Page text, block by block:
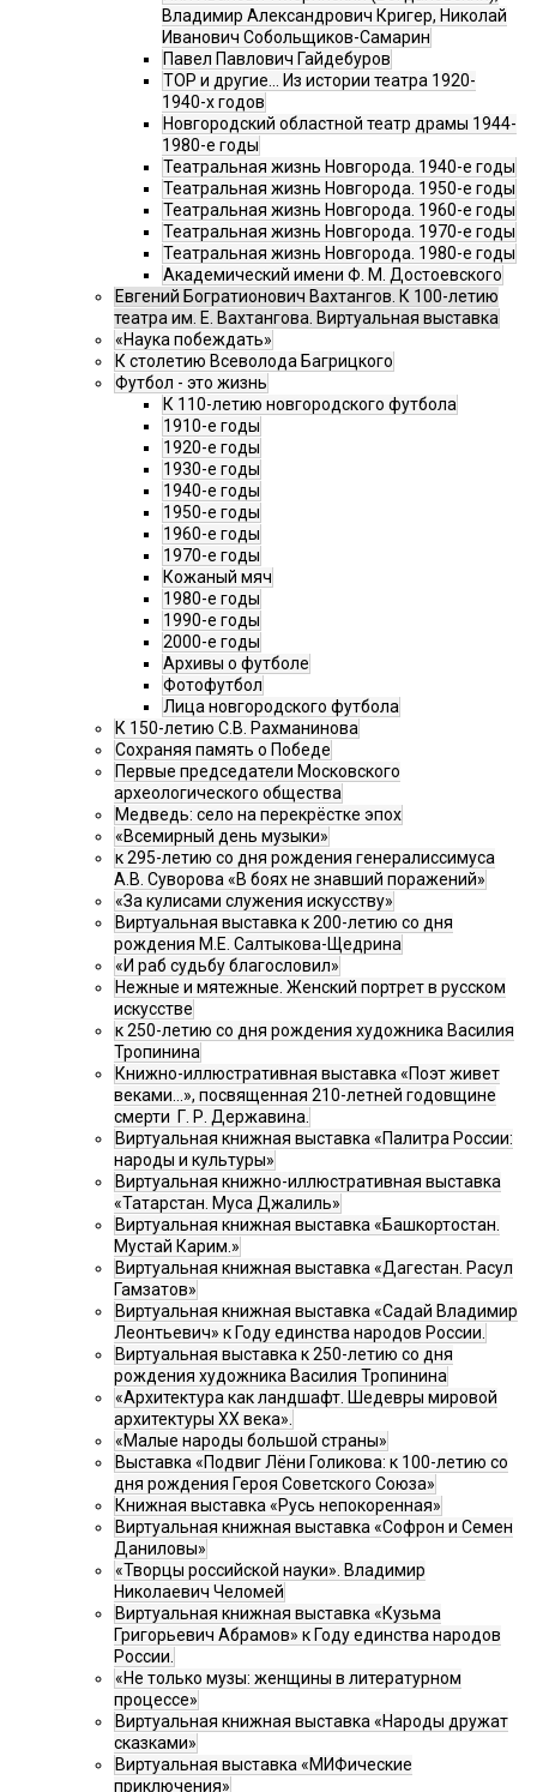
Владимир Александрович Кригер, Николай
Иванович Собольщиков-Самарин
Павел Павлович Гайдебуров
ТОР и другие… Из истории театра 1920-
1940-х годов
Новгородский областной театр драмы 1944-
1980-е годы
Театральная жизнь Новгорода. 1940-е годы
Театральная жизнь Новгорода. 1950-е годы
Театральная жизнь Новгорода. 1960-е годы
Театральная жизнь Новгорода. 1970-е годы
Театральная жизнь Новгорода. 1980-е годы
Академический имени Ф. М. Достоевского
Евгений Богратионович Вахтангов. К 100-летию
театра им. Е. Вахтангова. Виртуальная выставка
«Наука побеждать»
К столетию Всеволода Багрицкого
Футбол - это жизнь
К 110-летию новгородского футбола
1910-е годы
1920-е годы
1930-е годы
1940-е годы
1950-е годы
1960-е годы
1970-е годы
Кожаный мяч
1980-е годы
1990-е годы
2000-е годы
Архивы о футболе
Фотофутбол
Лица новгородского футбола
К 150-летию С.В. Рахманинова
Сохраняя память о Победе
Первые председатели Московского
археологического общества
Медведь: село на перекрёстке эпох
«Всемирный день музыки»
к 295-летию со дня рождения генералиссимуса
А.В. Суворова «В боях не знавший поражений»
«За кулисами служения искусству»
Виртуальная выставка к 200-летию со дня
рождения М.Е. Салтыкова-Щедрина
«И раб судьбу благословил»
Нежные и мятежные. Женский портрет в русском
искусстве
к 250-летию со дня рождения художника Василия
Тропинина
Книжно-иллюстративная выставка «Поэт живет
веками…», посвященная 210-летней годовщине
смерти Г. Р. Державина.
Виртуальная книжная выставка «Палитра России:
народы и культуры»
Виртуальная книжно-иллюстративная выставка
«Татарстан. Муса Джалиль»
Виртуальная книжная выставка «Башкортостан.
Мустай Карим.»
Виртуальная книжная выставка «Дагестан. Расул
Гамзатов»
Виртуальная книжная выставка «Садай Владимир
Леонтьевич» к Году единства народов России.
Виртуальная выставка к 250-летию со дня
рождения художника Василия Тропинина
«Архитектура как ландшафт. Шедевры мировой
архитектуры XX века».
«Малые народы большой страны»
Выставка «Подвиг Лёни Голикова: к 100-летию со
дня рождения Героя Советского Союза»
Книжная выставка «Русь непокоренная»
Виртуальная книжная выставка «Софрон и Семен
Даниловы»
«Творцы российской науки». Владимир
Николаевич Челомей
Виртуальная книжная выставка «Кузьма
Григорьевич Абрамов» к Году единства народов
России.
«Не только музы: женщины в литературном
процессе»
Виртуальная книжная выставка «Народы дружат
сказками»
Виртуальная выставка «МИФические
приключения»